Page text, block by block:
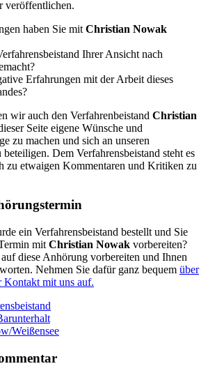
veröffentlichen.
haben Sie mit Christian Nowak
Ihrer Ansicht nach
Erfahrungen mit der Arbeit dieses
wir auch den Verfahrenbeistand Christian
Seite eigene Wünsche und
zu machen und sich an unseren
beteiligen. Dem Verfahrensbeistand steht es
zu etwaigen Kommentaren und Kritiken zu
ein Verfahrensbeistand bestellt und Sie
mit Christian Nowak vorbereiten?
diese Anhörung vorbereiten und Ihnen
Nehmen Sie dafür ganz bequem über
Kontakt mit uns auf.
Weißensee